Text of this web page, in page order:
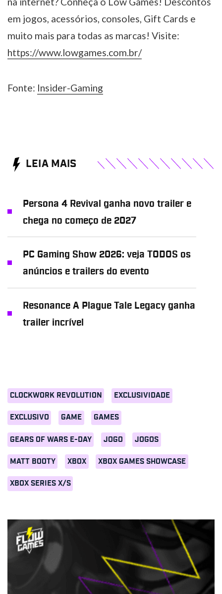
em jogos, acessórios, consoles, Gift Cards e
muito mais para todas as marcas! Visite:
https://www.lowgames.com.br/
Fonte: Insider-Gaming
CLOCKWORK REVOLUTION EXCLUSIVIDADE
EXCLUSIVO GAME GAMES
GEARS OF WARS E-DAY JOGO JOGOS
MATT BOOTY XBOX XBOX GAMES SHOWCASE
XBOX SERIES X/S
LEIA MAIS
Persona 4 Revival ganha novo trailer e
chega no começo de 2027
PC Gaming Show 2026: veja TODOS os
anúncios e trailers do evento
Resonance A Plague Tale Legacy ganha
trailer incrível